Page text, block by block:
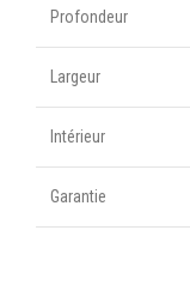
Profondeur
Largeur
Intérieur
Garantie